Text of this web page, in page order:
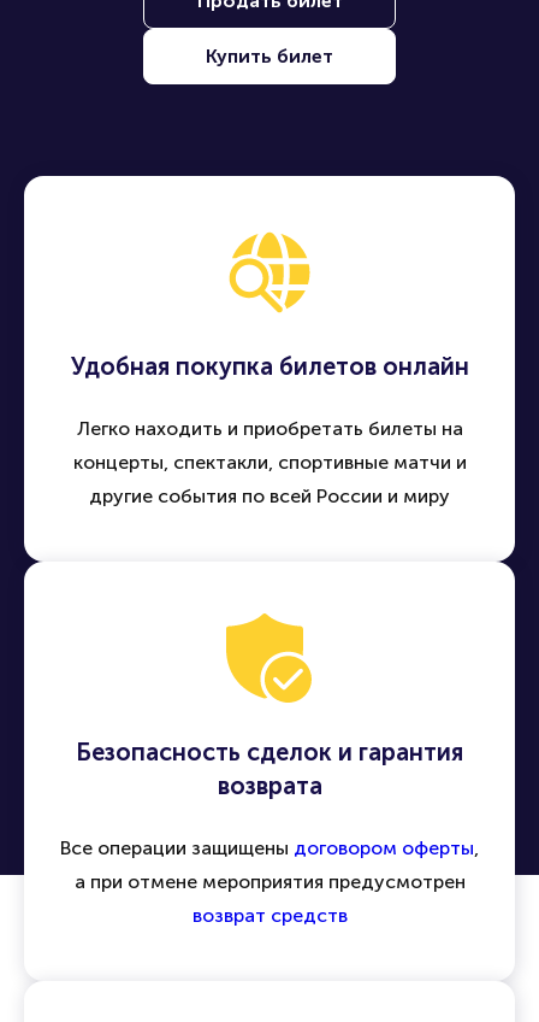
Купить билет
Удобная покупка билетов онлайн
Легко находить и приобретать билеты на
концерты, спектакли, спортивные матчи и
другие события по всей России и миру
Безопасность сделок и гарантия
возврата
Все операции защищены договором оферты,
а при отмене мероприятия предусмотрен
возврат средств